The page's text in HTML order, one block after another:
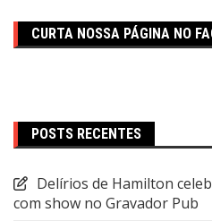
CURTA NOSSA PÁGINA NO
POSTS RECENTES
Delírios de Hamilton
com show no Gravador Pub